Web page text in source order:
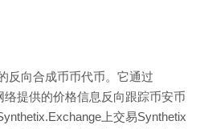
反向合成币币代币。它通过
提供的价格信息反向跟踪币安币
上交易Synthetix